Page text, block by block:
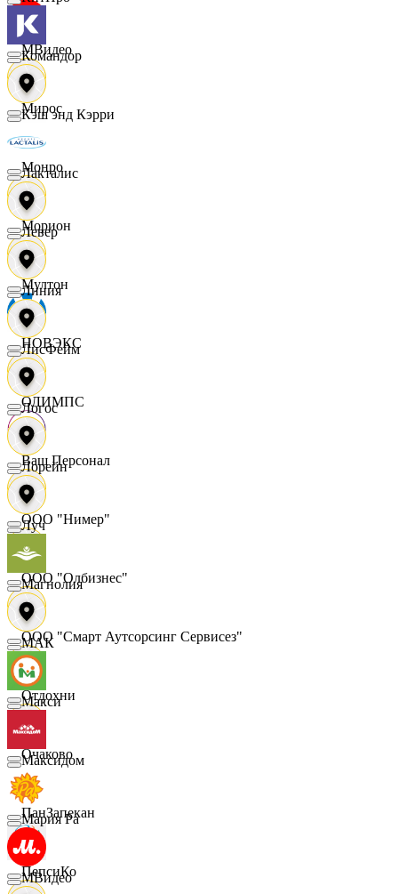
МВидео
Мирос
Монро
Морион
Мултон
НОВЭКС
ОЛИМПС
Ваш Персонал
ООО "Нимер"
ООО "Олбизнес"
ООО "Смарт Аутсорсинг Сервисез"
Отдохни
Очаково
ПанЗапекан
ПепсиКо
Командор
Кэш энд Кэрри
Лакталис
Левер
Линия
ЛисФейм
Логос
Лорейн
Луч
Магнолия
МАК
Макси
Максидом
Мария Ра
МВидео